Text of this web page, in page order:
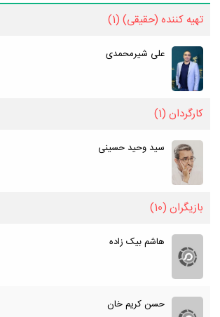
تهیه کننده (حقیقی) (1)
علی شیرمحمدی
کارگردان (1)
سید وحید حسینی
بازیگران (10)
هاشم بیک زاده
حسن کریم خان